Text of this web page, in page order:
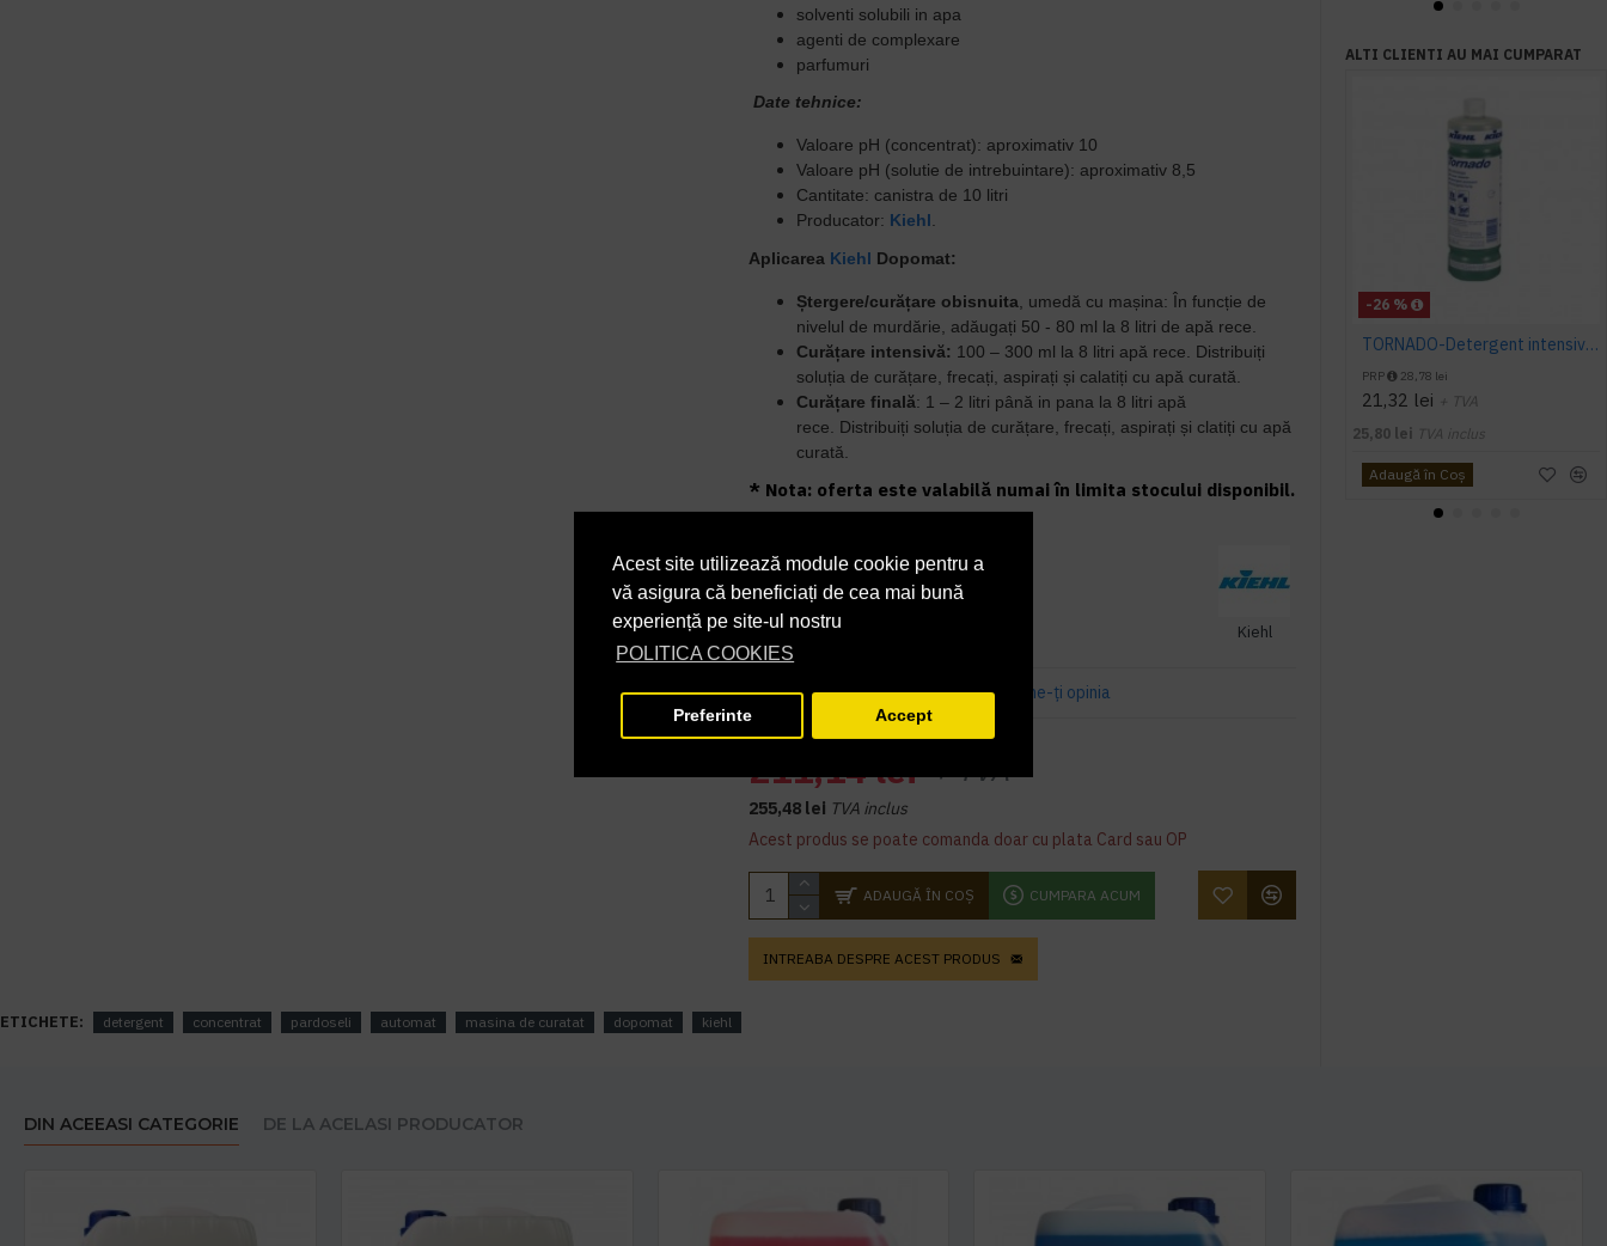
Acest site utilizează module cookie pentru a
vă asigura că beneficiați de cea mai bună
experiență pe site-ul nostru
POLITICA COOKIES
Preferinte Accept
solventi solubili in apa
agenti de complexare
parfumuri
Date tehnice:
Valoare pH (concentrat): aproximativ 10
Valoare pH (solutie de intrebuintare): aproximativ 8,5
Cantitate: canistra de 10 litri
Producator: Kiehl
Aplicarea Kiehl Dopomat:
Ștergere/curățare obisnuita , umedă cu mașina: În funcție de
nivelul de murdărie, adăugați 50 - 80 ml la 8 litri de apă rece.
Curățare intensivă: 100 – 300 ml la 8 litri apă rece. Distribuiți
soluția de curățare, frecați, aspirați și calatiți cu apă curată.
Curățare finală: 1 – 2 litri până in pana la 8 litri apă
rece. Distribuiți soluția de curățare, frecați, aspirați și clatiți cu apă
curată.
* Nota: oferta este valabilă numai în limita stocului disponibil.
COD PRODUS: j100110
Kiehl
Bazată pe 2 note. - Spune-ţi opinia
PRP 256,00 lei
211,14 lei+ TVA
255,48 lei TVA inclus
Acest produs se poate comanda doar cu plata Card sau OP
ADAUGĂ ÎN COŞ CUMPARA ACUM
INTREABA DESPRE ACEST PRODUS
ETICHETE: detergent concentrat pardoseli automat masina de curatat dopomat kiehl
ALTI CLIENTI AU MAI CUMPARAT
-26 %
TORNADO-Detergent intensiv pentru suprafete, 1L, Kiehl
PRP 28,78 lei
21,32 lei + TVA
25,80 lei TVA inclus
Adaugă în Coş
DIN ACEEASI CATEGORIE DE LA ACELASI PRODUCATOR